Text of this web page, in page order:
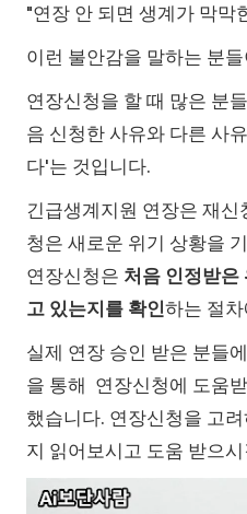
"연장 안 되면 생계가 막막
이런 불안감을 말하는 분
연장신청을 할 때 많은 분
음 신청한 사유와 다른 사
다'는 것입니다.
긴급생계지원 연장은 재
청은 새로운 위기 상황을
연장신청은 처음 인정받은
고 있는지를 확인하는 절
실제 연장 승인 받은 분들
을 통해 연장신청에 도움
했습니다. 연장신청을 고
지 읽어보시고 도움 받으